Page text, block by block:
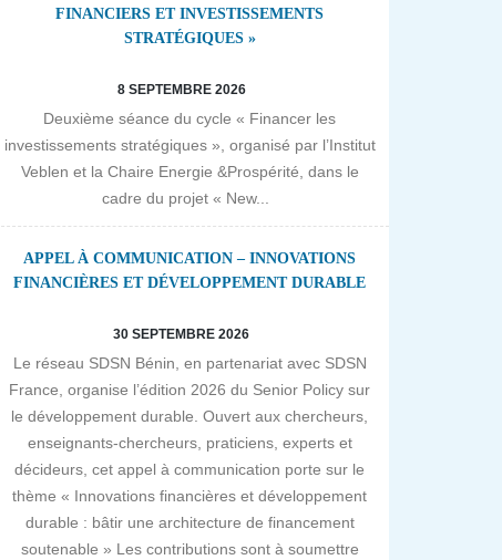
FINANCIERS ET INVESTISSEMENTS
STRATÉGIQUES »
8 SEPTEMBRE 2026
Deuxième séance du cycle « Financer les
investissements stratégiques », organisé par l’Institut
Veblen et la Chaire Energie &Prospérité, dans le
cadre du projet « New...
APPEL À COMMUNICATION – INNOVATIONS
FINANCIÈRES ET DÉVELOPPEMENT DURABLE
30 SEPTEMBRE 2026
Le réseau SDSN Bénin, en partenariat avec SDSN
France, organise l’édition 2026 du Senior Policy sur
le développement durable. Ouvert aux chercheurs,
enseignants-chercheurs, praticiens, experts et
décideurs, cet appel à communication porte sur le
thème « Innovations financières et développement
durable : bâtir une architecture de financement
soutenable » Les contributions sont à soumettre